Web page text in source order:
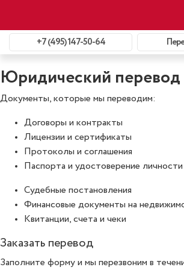
+7 (495) 147-50-64
Юридический перевод
Документы, которые мы переводим:
Договоры и контракты
Лицензии и сертификаты
Протоколы и соглашения
Паспорта и удостоверение личности
Cудебные постановления
Финансовые документы на
Квитанции, счета и чеки
Заказать перевод
Заполните форму и мы перезвоним в